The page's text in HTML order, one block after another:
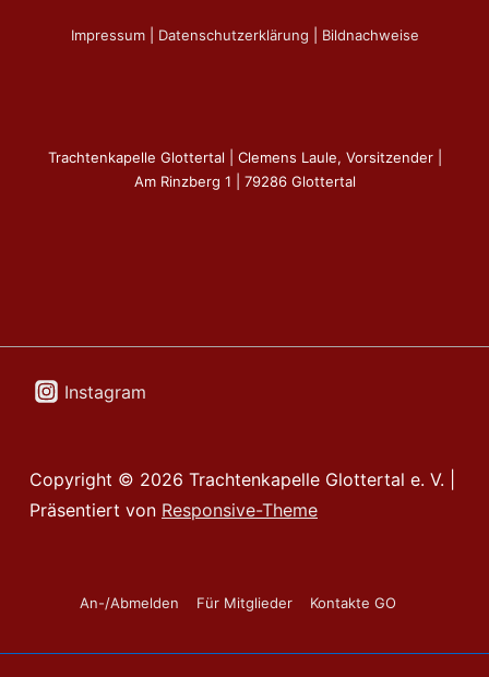
Impressum| Datenschutzerklärung Bildnachweise
Trachtenkapelle Glottertal | Clemens Laule, Vorsitzender |
Am Rinzberg 1 | 79286 Glottertal
Instagram
Copyright © 2026 Trachtenkapelle Glottertal e. V.
Präsentiert von Responsive-Theme
Footer-
An-/Abmelden Für Mitglieder Kontakte GO